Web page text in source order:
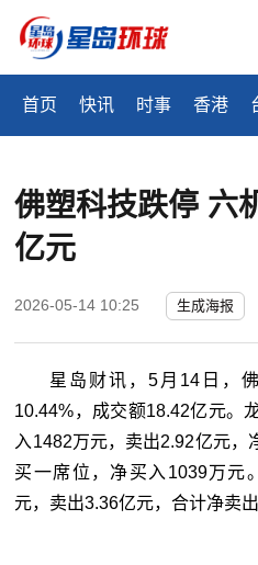
首页 快讯 时事 香港
佛塑科技跌停 六
亿元
2026-05-14 10:25 生成海报
星岛财讯，5月14日，
10.44%，成交额18.42亿元。
入1482万元，卖出2.92亿元，
买一席位，净买入1039万元
元，卖出3.36亿元，合计净卖出